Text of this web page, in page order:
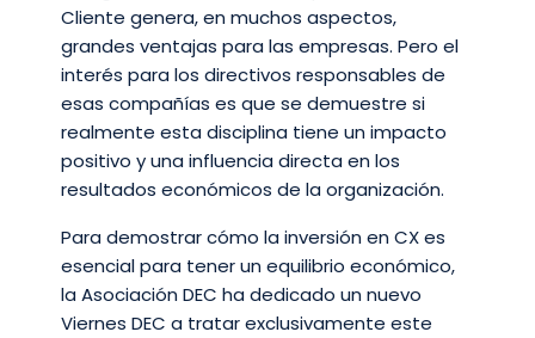
Cliente genera, en muchos aspectos,
grandes ventajas para las empresas. Pero el
interés para los directivos responsables de
esas compañías es que se demuestre si
realmente esta disciplina tiene un impacto
positivo y una influencia directa en los
resultados económicos de la organización.
Para demostrar cómo la inversión en CX es
esencial para tener un equilibrio económico,
la Asociación DEC ha dedicado un nuevo
Viernes DEC a tratar exclusivamente este